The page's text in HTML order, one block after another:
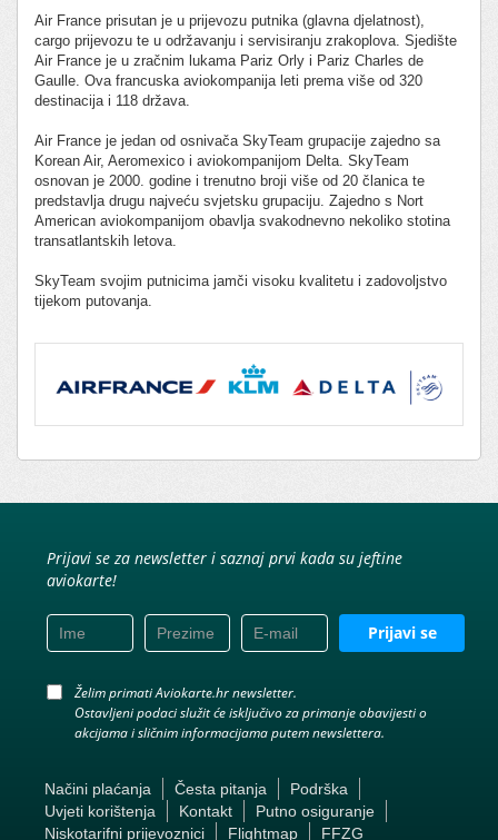
Air France prisutan je u prijevozu putnika (glavna djelatnost),
cargo prijevozu te u održavanju i servisiranju zrakoplova. Sjedište
Air France je u zračnim lukama Pariz Orly i Pariz Charles de
Gaulle. Ova francuska aviokompanija leti prema više od 320
destinacija i 118 država.
Air France je jedan od osnivača SkyTeam grupacije zajedno sa
Korean Air, Aeromexico i aviokompanijom Delta. SkyTeam
osnovan je 2000. godine i trenutno broji više od 20 članica te
predstavlja drugu najveću svjetsku grupaciju. Zajedno s Nort
American aviokompanijom obavlja svakodnevno nekoliko stotina
transatlantskih letova.
SkyTeam svojim putnicima jamči visoku kvalitetu i zadovoljstvo
tijekom putovanja.
Prijavi se za newsletter i saznaj prvi kada su jeftine
aviokarte!
Prijavi se
Želim primati Aviokarte.hr newsletter.
Ostavljeni podaci služit će isključivo za primanje obavijesti o
akcijama i sličnim informacijama putem newslettera.
Načini plaćanja Česta pitanja
Podrška
Uvjeti korištenja
Kontakt
Putno osiguranje
Niskotarifni prijevoznici
Flightmap FFZG